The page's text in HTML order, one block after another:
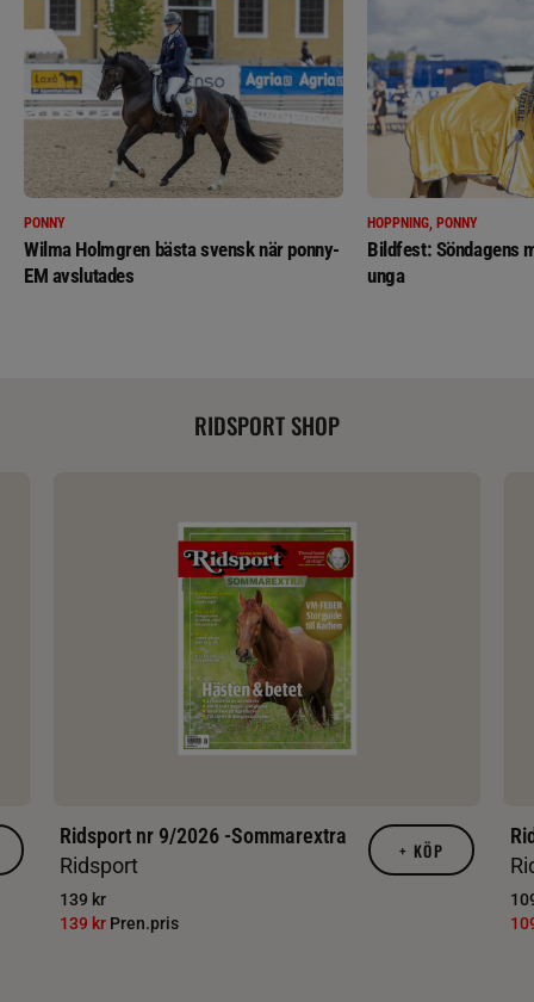
PONNY
Wilma Holmgren bästa svensk när ponny-
EM avslutades
HOPPNING, PONNY
Bildfest: Söndagens
unga
RIDSPORT SHOP
Ridsport nr 9/2026 -Sommarextra
Ridsport
139 kr
139 kr Pren.pris
+ KÖP